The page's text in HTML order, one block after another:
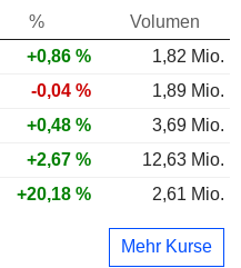
%
Volumen
+0,86 %
1,82 Mio.
-0,04 %
1,89 Mio.
+0,48 %
3,69 Mio.
+2,67 %
12,63 Mio.
+20,18 % 2,61 Mio.
Mehr Kurse